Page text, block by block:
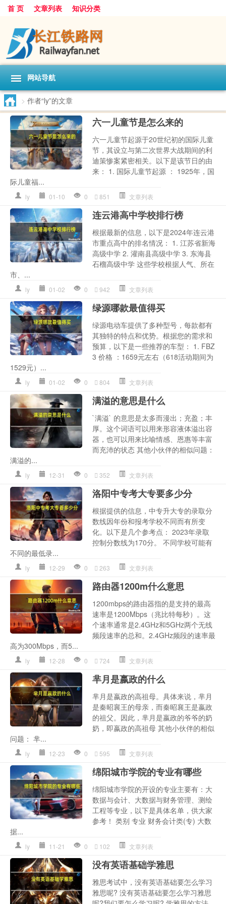
首 页 文章列表 知识分类
网站导航
> 作者“ly”的文章
六一儿童节是怎么来的
六一儿童节起源于20世纪初的国际儿童
节，其设立与第二次世界大战期间的利
迪策惨案紧密相关。以下是该节日的由
来： 1. 国际儿童节起源 ： 1925年，国
际儿童福...
ly 01-10 0 851 文章列表
连云港高中学校排行榜
根据最新的信息，以下是2024年连云港
市重点高中的排名情况： 1. 江苏省新海
高级中学 2. 灌南县高级中学 3. 东海县
石榴高级中学 这些学校根据人气、所在
市、...
ly 01-02 0 942 文章列表
绿源哪款最值得买
绿源电动车提供了多种型号，每款都有
其独特的特点和优势。根据您的需求和
预算，以下是一些推荐的车型： 1. FBZ
3 价格 ：1659元左右（618活动期间为
1529元）...
ly 01-02 0 804 文章列表
满溢的意思是什么
`满溢` 的意思是太多而漫出；充盈；丰
厚。这个词语可以用来形容液体溢出容
器，也可以用来比喻情感、恩惠等丰富
而充沛的状态 其他小伙伴的相似问题：
满溢的...
ly 12-31 0 352 文章列表
洛阳中专考大专要多少分
根据提供的信息，中专升大专的录取分
数线因年份和报考学校不同而有所变
化。以下是几个参考点： 2023年录取
控制分数线为170分。 不同学校可能有
不同的最低录...
ly 12-29 0 263 文章列表
路由器1200m什么意思
1200mbps的路由器指的是支持的最高
速率是1200Mbps（兆比特每秒）。这
个速率通常是2.4GHz和5GHz两个无线
频段速率的总和。2.4GHz频段的速率最
高为300Mbps，而5...
ly 12-28 0 724 文章列表
芈月是嬴政的什么
芈月是嬴政的高祖母。具体来说，芈月
是秦昭襄王的母亲，而秦昭襄王是嬴政
的祖父。因此，芈月是嬴政的爷爷的奶
奶，即嬴政的高祖母 其他小伙伴的相似
问题： 芈...
ly 12-23 0 595 文章列表
绵阳城市学院的专业有哪些
绵阳城市学院的开设的专业主要有：大
数据与会计、大数据与财务管理、测绘
工程等专业，以下是具体名单，供大家
参考！ 类别 专业 财务会计类(专) 大数
据...
ly 11-21 0 102 文章列表
没有英语基础学雅思
雅思考试中，没有英语基础要怎么学习
雅思呢? 没有英语基础要怎么学习雅思